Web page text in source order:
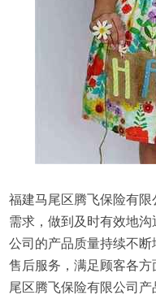
福建马尾区腾飞保险有
需求，做到及时有效地
公司的产品质量持续不断
售后服务，满足顾客各
尾区腾飞保险有限公司